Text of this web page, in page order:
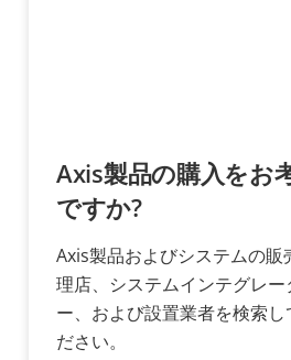
Axis製品の購入をお
ですか?
Axis製品およびシステムの販
理店、システムインテグレー
ー、および設置業者を検索し
ださい。